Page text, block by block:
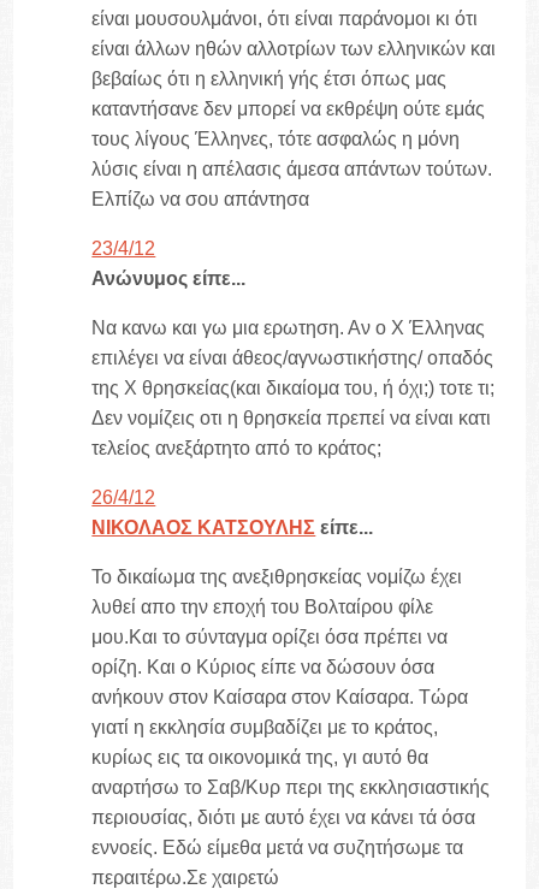
είναι μουσουλμάνοι, ότι είναι παράνομοι κι ότι
είναι άλλων ηθών αλλοτρίων των ελληνικών και
βεβαίως ότι η ελληνική γής έτσι όπως μας
καταντήσανε δεν μπορεί να εκθρέψη ούτε εμάς
τους λίγους Έλληνες, τότε ασφαλώς η μόνη
λύσις είναι η απέλασις άμεσα απάντων τούτων.
Ελπίζω να σου απάντησα
23/4/12
Ανώνυμος είπε...
Να κανω και γω μια ερωτηση. Αν ο Χ Έλληνας
επιλέγει να είναι άθεος/αγνωστικήστης/ οπαδός
της Χ θρησκείας(και δικαίομα του, ή όχι;) τοτε τι;
Δεν νομίζεις οτι η θρησκεία πρεπεί να είναι κατι
τελείος ανεξάρτητο από το κράτος;
26/4/12
ΝΙΚΟΛΑΟΣ ΚΑΤΣΟΥΛΗΣ είπε...
Το δικαίωμα της ανεξιθρησκείας νομίζω έχει
λυθεί απο την εποχή του Βολταίρου φίλε
μου.Και το σύνταγμα ορίζει όσα πρέπει να
ορίζη. Και ο Κύριος είπε να δώσουν όσα
ανήκουν στον Καίσαρα στον Καίσαρα. Τώρα
γιατί η εκκλησία συμβαδίζει με το κράτος,
κυρίως εις τα οικονομικά της, γι αυτό θα
αναρτήσω το Σαβ/Κυρ περι της εκκλησιαστικής
περιουσίας, διότι με αυτό έχει να κάνει τά όσα
εννοείς. Εδώ είμεθα μετά να συζητήσωμε τα
περαιτέρω.Σε χαιρετώ